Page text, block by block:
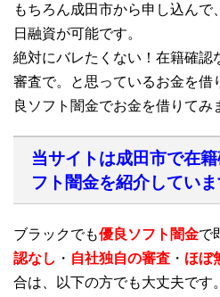
もちろん成田市から申し込んで
日融資が可能です。
絶対にバレたくない！在籍確認
審査で。と思っているお金を借
良ソフト闇金でお金を借りてみ
当サイトは成田市で在
フト闇金を紹介していま
ブラックでも優良ソフト闇金で
認なし ・ 自社独自の審査 ・ ほぼ
合は、以下の方でも大丈夫です。